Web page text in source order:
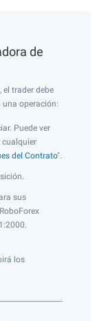
de
el trader debe
operación:
Puede ver
cualquier
del Contrato".
sus
los